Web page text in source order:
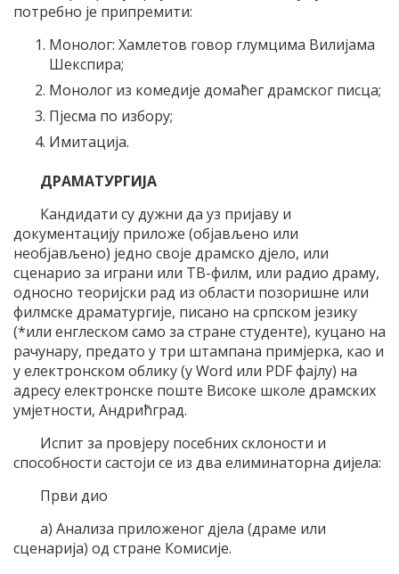
потребно је припремити:
Монолог: Хамлетов говор глумцима Вилијама
Шекспира;
Монолог из комедије домаћег драмског писца;
Пјесма по избору;
Имитација.
ДРАМАТУРГИЈА
Кандидати су дужни да уз пријаву и
документацију приложе (објављено или
необјављено) једно своје драмско дјело, или
сценарио за играни или ТВ-филм, или радио драму,
односно теоријски рад из области позоришне или
филмске драматургије, писано на српском језику
(*или енглеском само за стране студенте), куцано на
рачунару, предато у три штампана примјерка, као и
у електронском облику (у Word или PDF фајлу) на
адресу електронске поште Високе школе драмских
умјетности, Андрићград.
Испит за провјеру посебних склоности и
способности састоји се из два eлиминаторна дијела:
Први дио
а) Анализа приложеног дјела (драме или
сценарија) од стране Комисије.